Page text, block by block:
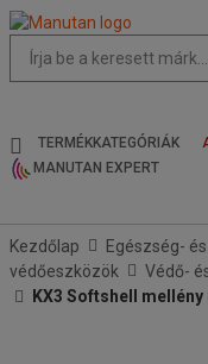
oldal
és
keresési
TERMÉKKATEGÓRIÁK
MANUTAN EXPERT
Kezdőlap Egészség-
védőeszközök
Védő-
KX3 Softshell